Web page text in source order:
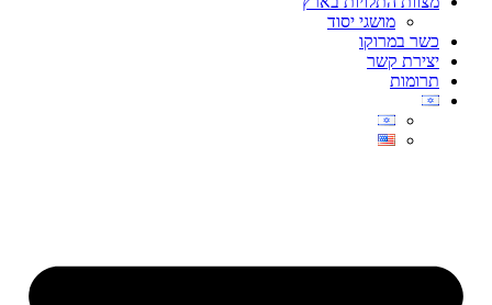
מושגי יסוד
כשר במרוקו
יצירת קשר
תרומות